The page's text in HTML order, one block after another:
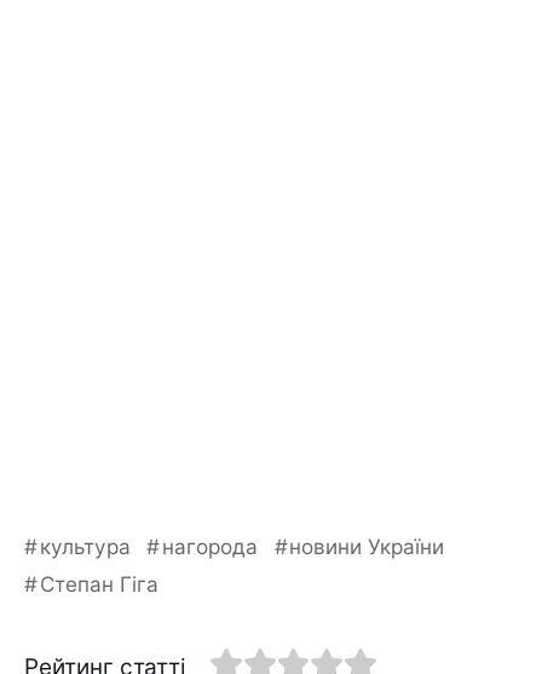
культура нагорода
новини України
Степан Гіга
Рейтинг статті